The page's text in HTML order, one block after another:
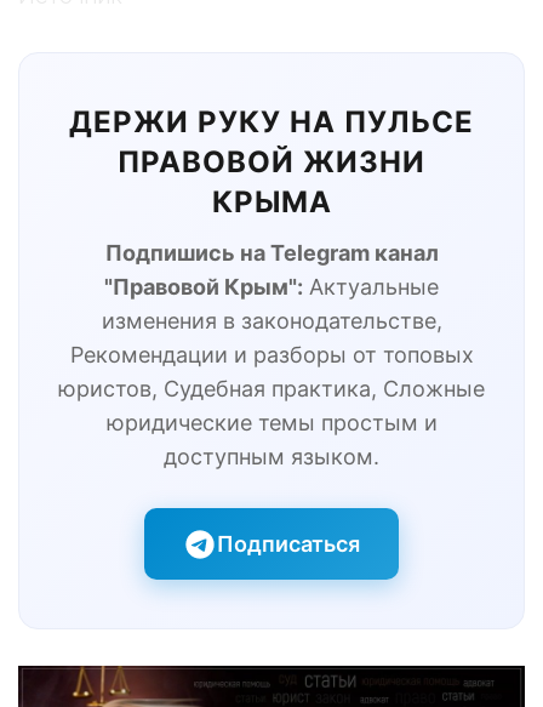
ДЕРЖИ РУКУ НА ПУЛЬСЕ
ПРАВОВОЙ ЖИЗНИ
КРЫМА
Подпишись на Telegram канал
"Правовой Крым": Актуальные
изменения в законодательстве,
Рекомендации и разборы от топовых
юристов, Судебная практика, Сложные
юридические темы простым и
доступным языком.
Подписаться